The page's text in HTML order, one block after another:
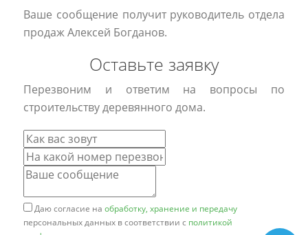
Ваше сообщение получит руководитель отдела
продаж Алексей Богданов.
Оставьте заявку
Перезвоним и ответим на вопросы по
строительству деревянного дома.
Даю согласие на обработку, хранение и передачу
персональных данных в соответствии с политикой